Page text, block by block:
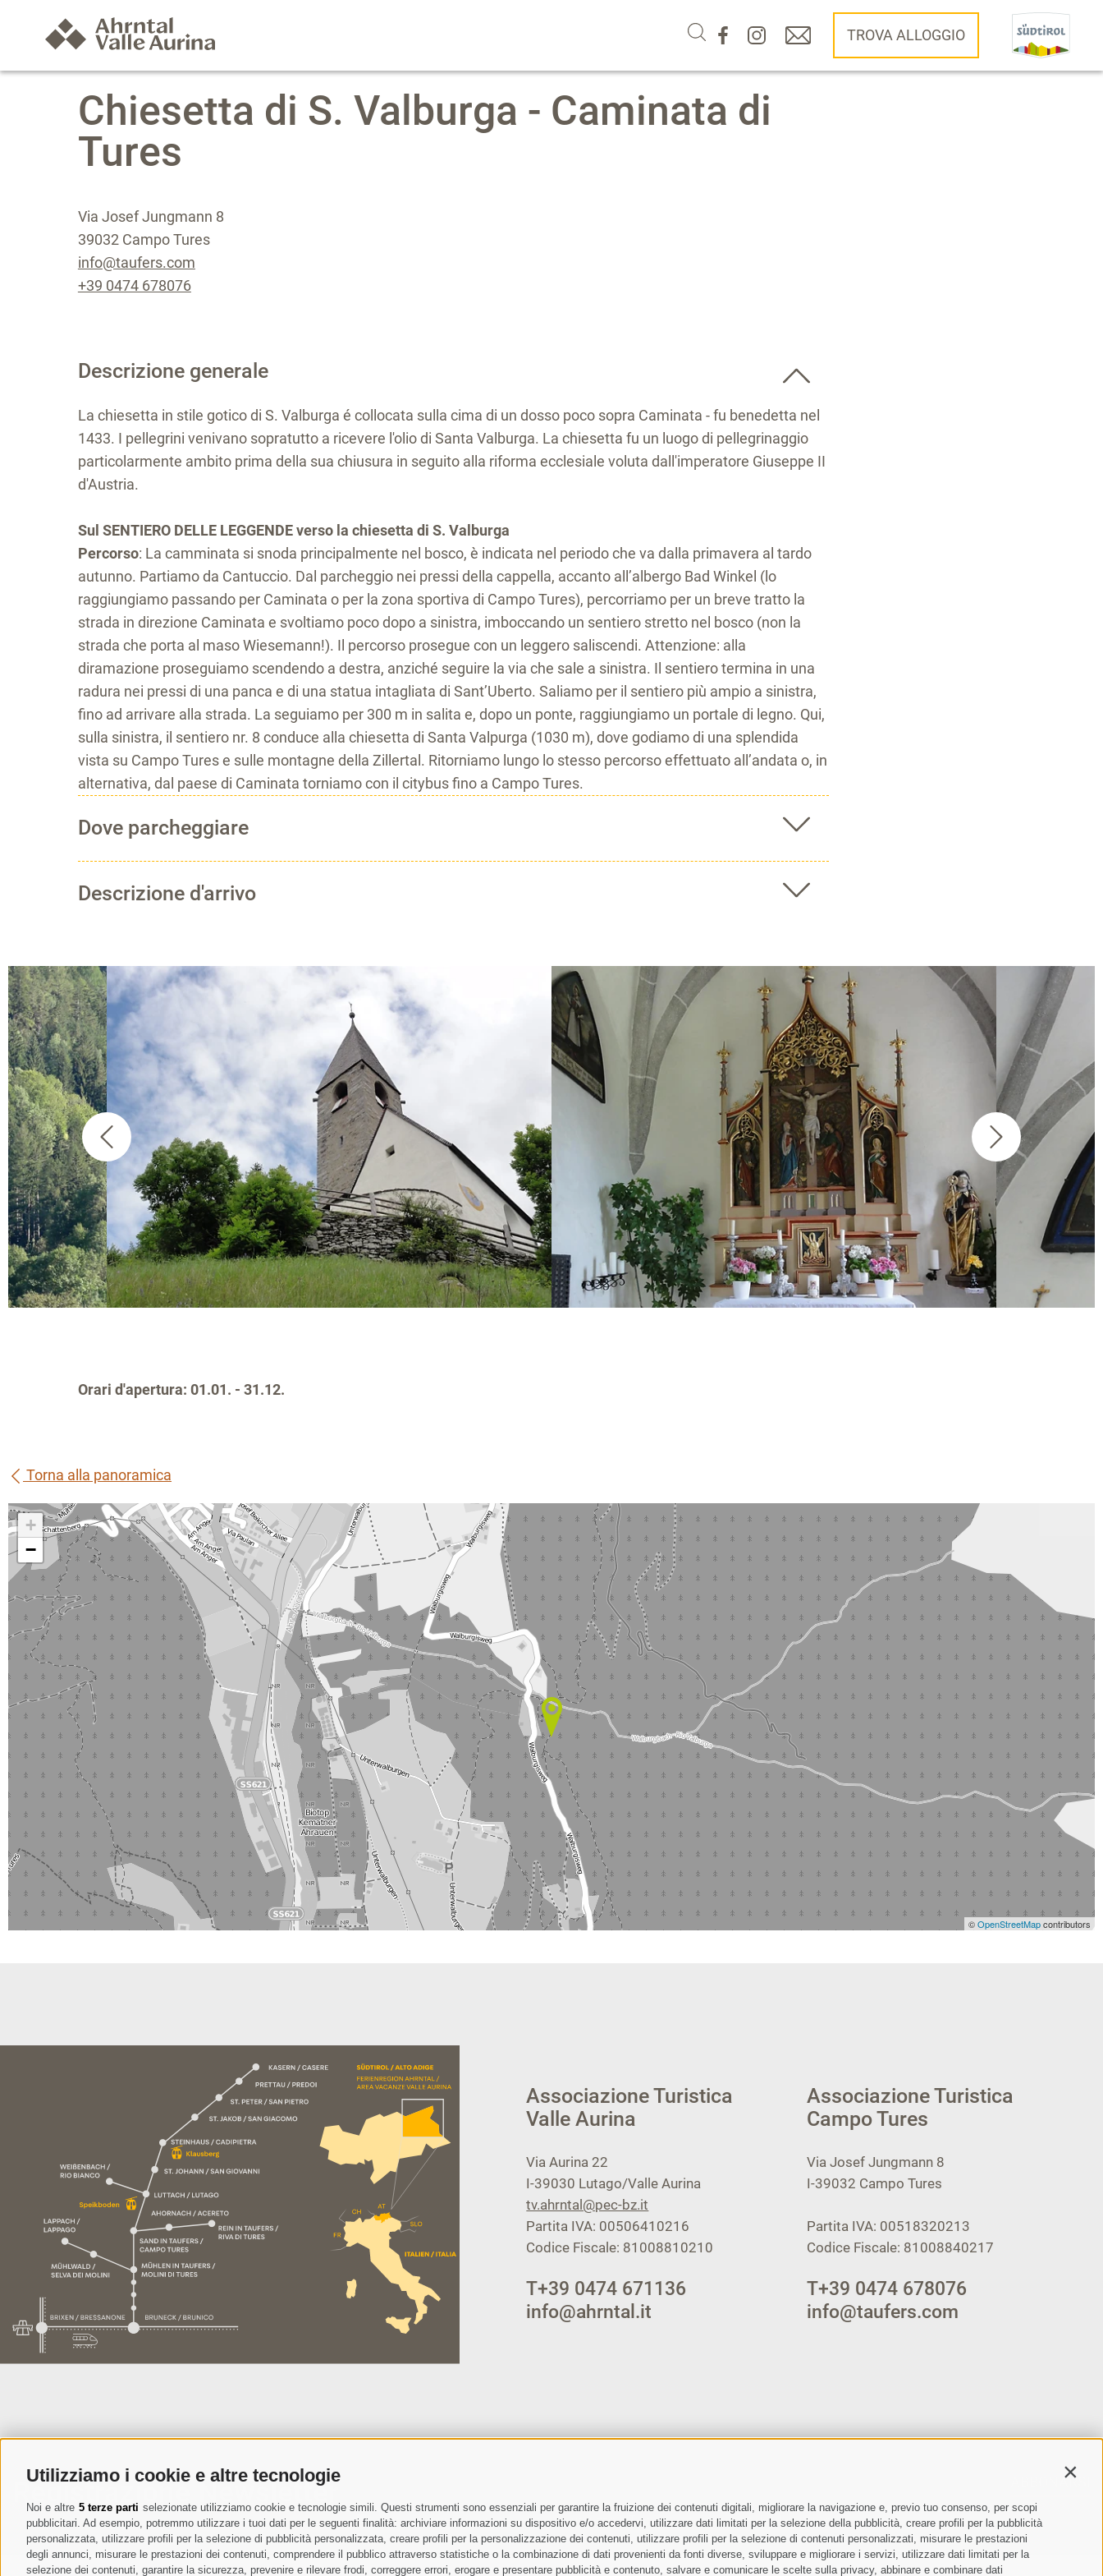
Utilizziamo i cookie e altre tecnologie
Noi e altre 5 terze parti selezionate utilizziamo cookie e tecnologie simili. Questi strumenti sono essenziali per garantire la fruizione dei contenuti digitali, migliorare la navigazione e, previo tuo consenso, per scopi
pubblicitari. Ad esempio, potremmo utilizzare i tuoi dati per le seguenti finalità: archiviare informazioni su dispositivo e/o accedervi, utilizzare dati limitati per la selezione della pubblicità, creare profili per la pubblicità
personalizzata, utilizzare profili per la selezione di pubblicità personalizzata, creare profili per la personalizzazione dei contenuti, utilizzare profili per la selezione di contenuti personalizzati, misurare le prestazioni
degli annunci, misurare le prestazioni dei contenuti, comprendere il pubblico attraverso statistiche o la combinazione di dati provenienti da fonti diverse, sviluppare e migliorare i servizi, utilizzare dati limitati per la
selezione dei contenuti, garantire la sicurezza, prevenire e rilevare frodi, correggere errori, erogare e presentare pubblicità e contenuto, salvare e comunicare le scelte sulla privacy, abbinare e combinare dati
TROVA ALLOGGIO
Chiesetta di S. Valburga - Caminata di
Tures
Via Josef Jungmann 8
39032 Campo Tures
info@taufers.com
+39 0474 678076
Descrizione generale
La chiesetta in stile gotico di S. Valburga é collocata sulla cima di un dosso poco sopra Caminata - fu benedetta nel
1433. I pellegrini venivano sopratutto a ricevere l'olio di Santa Valburga. La chiesetta fu un luogo di pellegrinaggio
particolarmente ambito prima della sua chiusura in seguito alla riforma ecclesiale voluta dall'imperatore Giuseppe II
d'Austria.
Sul SENTIERO DELLE LEGGENDE verso la chiesetta di S. Valburga
Percorso: La camminata si snoda principalmente nel bosco, è indicata nel periodo che va dalla primavera al tardo
autunno. Partiamo da Cantuccio. Dal parcheggio nei pressi della cappella, accanto all’albergo Bad Winkel (lo
raggiungiamo passando per Caminata o per la zona sportiva di Campo Tures), percorriamo per un breve tratto la
strada in direzione Caminata e svoltiamo poco dopo a sinistra, imboccando un sentiero stretto nel bosco (non la
strada che porta al maso Wiesemann!). Il percorso prosegue con un leggero saliscendi. Attenzione: alla
diramazione proseguiamo scendendo a destra, anziché seguire la via che sale a sinistra. Il sentiero termina in una
radura nei pressi di una panca e di una statua intagliata di Sant’Uberto. Saliamo per il sentiero più ampio a sinistra,
fino ad arrivare alla strada. La seguiamo per 300 m in salita e, dopo un ponte, raggiungiamo un portale di legno. Qui,
sulla sinistra, il sentiero nr. 8 conduce alla chiesetta di Santa Valpurga (1030 m), dove godiamo di una splendida
vista su Campo Tures e sulle montagne della Zillertal. Ritorniamo lungo lo stesso percorso effettuato all’andata o, in
alternativa, dal paese di Caminata torniamo con il citybus fino a Campo Tures.
Dove parcheggiare
Descrizione d'arrivo
Orari d'apertura: 01.01. - 31.12.
Torna alla panoramica
+
−
©OpenStreetMapcontributors
Associazione Turistica
Valle Aurina
Via Aurina 22
I-39030 Lutago/Valle Aurina
tv.ahrntal@pec-bz.it
Partita IVA: 00506410216
Codice Fiscale: 81008810210
T+39 0474 671136
info@ahrntal.it
Associazione Turistica
Campo Tures
Via Josef Jungmann 8
I-39032 Campo Tures
Partita IVA: 00518320213
Codice Fiscale: 81008840217
T+39 0474 678076
info@taufers.com
Registrazione Newsletter
Letto e compreso laprivacy policy, autorizzo il Titolare al trattamento dei dati personali
ABBONARSI